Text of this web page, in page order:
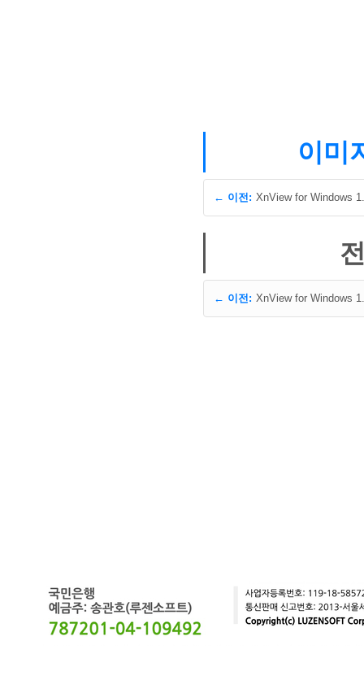
이미
← 이전: XnView for Windows
← 이전: XnView for Windows